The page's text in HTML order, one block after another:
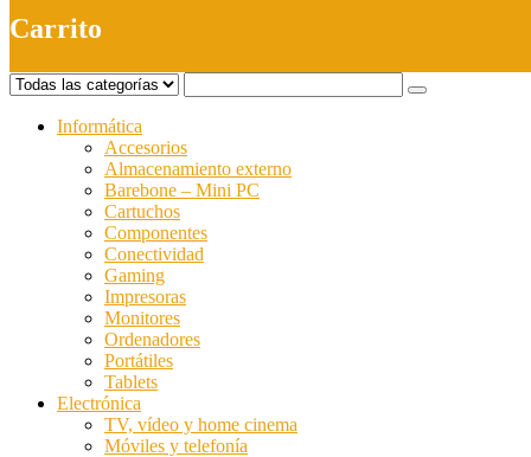
Carrito
Informática
Accesorios
Almacenamiento externo
Barebone – Mini PC
Cartuchos
Componentes
Conectividad
Gaming
Impresoras
Monitores
Ordenadores
Portátiles
Tablets
Electrónica
TV, vídeo y home cinema
Móviles y telefonía